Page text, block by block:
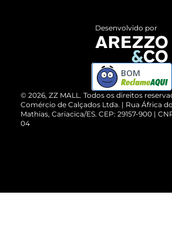
ZZ MALL é confiável
Cartão Presente
Vendas Corporativas
Devolução do Produto
Compre pelo WhatsApp
© 2026, ZZ MALL. Todos os direitos
Comércio de Calçados Ltda. | Rua África
Mathias, Cariacica/ES. CEP: 29157-900 |
04
Desenvolvido por
BOM